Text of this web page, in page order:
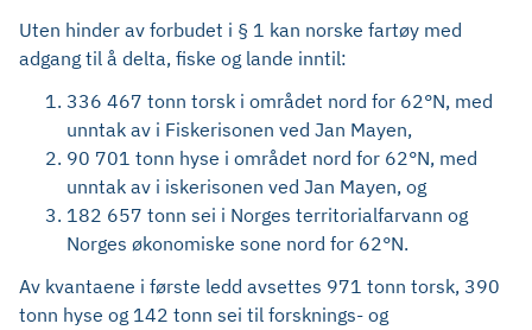
Uten hinder av forbudet i § 1 kan norske fartøy med
adgang til å delta, fiske og lande inntil:
336 467 tonn torsk i området nord for 62°N, med
unntak av i Fiskerisonen ved Jan Mayen,
90 701 tonn hyse i området nord for 62°N, med
unntak av i iskerisonen ved Jan Mayen, og
182 657 tonn sei i Norges territorialfarvann og
Norges økonomiske sone nord for 62°N.
Av kvantaene i første ledd avsettes 971 tonn torsk, 390
tonn hyse og 142 tonn sei til forsknings- og